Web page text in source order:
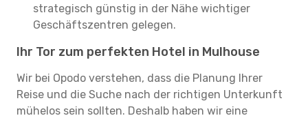
strategisch günstig in der Nähe wichtiger
Geschäftszentren gelegen.
Ihr Tor zum perfekten Hotel in Mulhouse
Wir bei Opodo verstehen, dass die Planung Ihrer
Reise und die Suche nach der richtigen Unterkunft
mühelos sein sollten. Deshalb haben wir eine